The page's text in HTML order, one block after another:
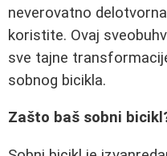
neverovatno
koristite. Ovaj
sve tajne
sobnog bicikla.
Zašto baš sobni